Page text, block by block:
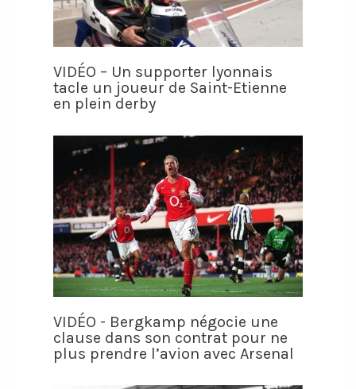
VIDÉO – Un supporter lyonnais
tacle un joueur de Saint-Etienne
en plein derby
VIDÉO - Bergkamp négocie une
clause dans son contrat pour ne
plus prendre l’avion avec Arsenal